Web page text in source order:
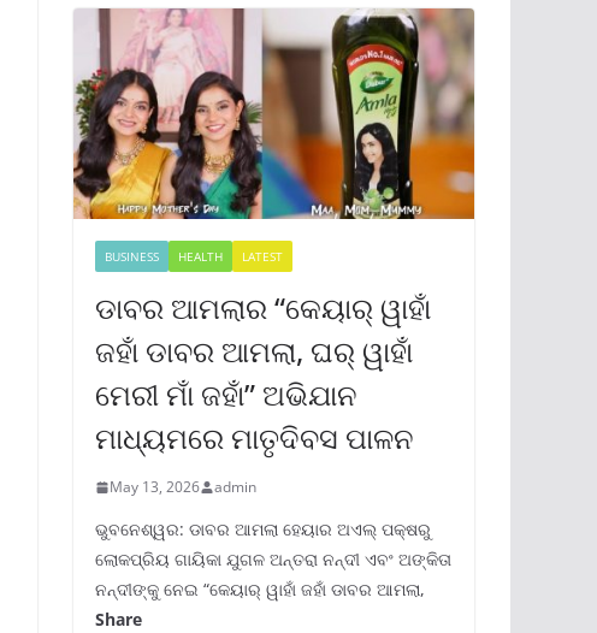
BUSINESS HEALTH LATEST
ଡାବର ଆମଲାର “କେୟାର୍ ୱାହାଁ
ଜହାଁ ଡାବର ଆମଲା, ଘର୍ ୱାହାଁ
ମେରୀ ମାଁ ଜହାଁ” ଅଭିଯାନ
ମାଧ୍ୟମରେ ମାତୃଦିବସ ପାଳନ
May 13, 2026 admin
ଭୁବନେଶ୍ୱର: ଡାବର ଆମଲା ହେୟାର ଅଏଲ୍ ପକ୍ଷରୁ
ଲୋକପ୍ରିୟ ଗାୟିକା ଯୁଗଳ ଅନ୍ତରା ନନ୍ଦୀ ଏବଂ ଅଙ୍କିତା
ନନ୍ଦୀଙ୍କୁ ନେଇ “କେୟାର୍ ୱାହାଁ ଜହାଁ ଡାବର ଆମଲା,
Share